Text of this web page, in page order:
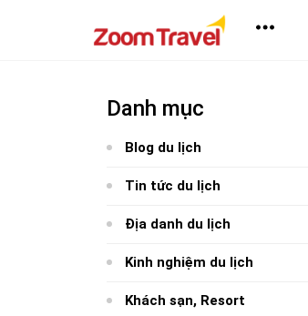
Danh mục
Blog du lịch
Tin tức du lịch
Địa danh du lịch
Kinh nghiệm du lịch
Khách sạn, Resort